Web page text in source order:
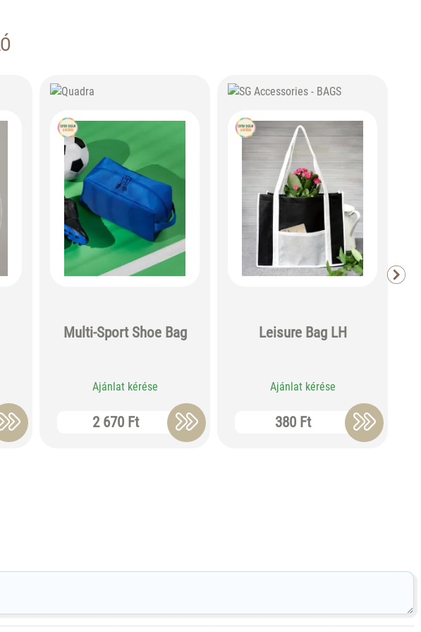
Multi-Sport Shoe Bag
Ajánlat kérése
2 670 Ft
Leisure Bag LH
Ajánlat kérése
380 Ft